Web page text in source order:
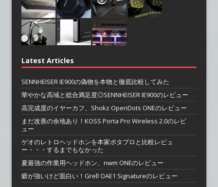
Latest Articles
SENNHEISER IE900の偽物を本物と徹底比較してみた
華やかな高域と総合満足度◎SENNHEISER IE900のレビュー
高完成度のイヤーカフ、Shokz OpenDots ONEのレビュー
まだ改善の余地あり！KOSS Porta Pro Wireless 2.0のレビ
ュー
ゲオのレトロヘッドホンを本家ポタプロと比較レビュ
ー・・・するまでもなかった
夏最強の作業用ヘッドホン、nwm ONEのレビュー
癖が強いけど面白い！Grell OAE1 Signatureのレビュー